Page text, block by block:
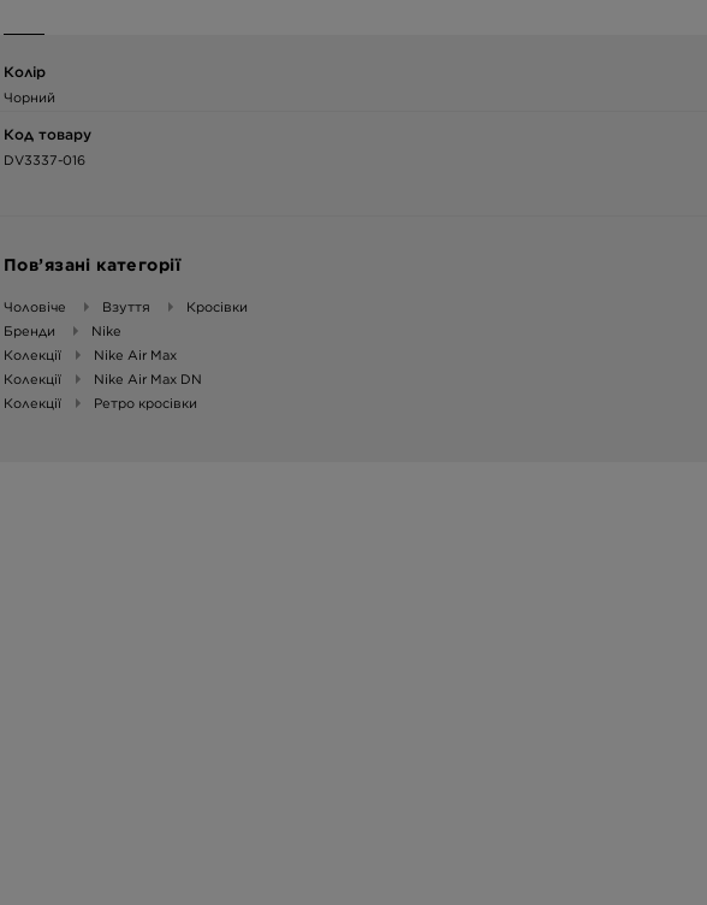
Колір
Чорний
Код товару
DV3337-016
Пов’язані категорії
Чоловіче Взуття
Кросівки
Бренди
Nike
Колекції
Nike Air Max
Колекції
Nike Air Max DN
Колекції
Ретро кросівки